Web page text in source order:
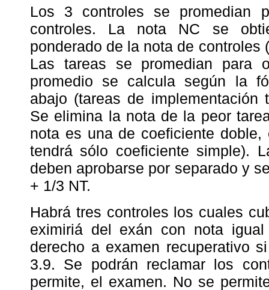
Los 3 controles se promedian
controles. La nota NC se
ponderado de la nota de controles
Las tareas se promedian para
promedio se calcula según la
abajo (tareas de implementación
Se elimina la nota de la peor
nota es una de coeficiente
tendrá sólo coeficiente simple).
deben aprobarse por separado y
+ 1/3 NT.
Habrá tres controles los cuales
eximiriá del exán con nota
derecho a examen recuperativo
3.9. Se podrán reclamar los
permite, el examen. No se